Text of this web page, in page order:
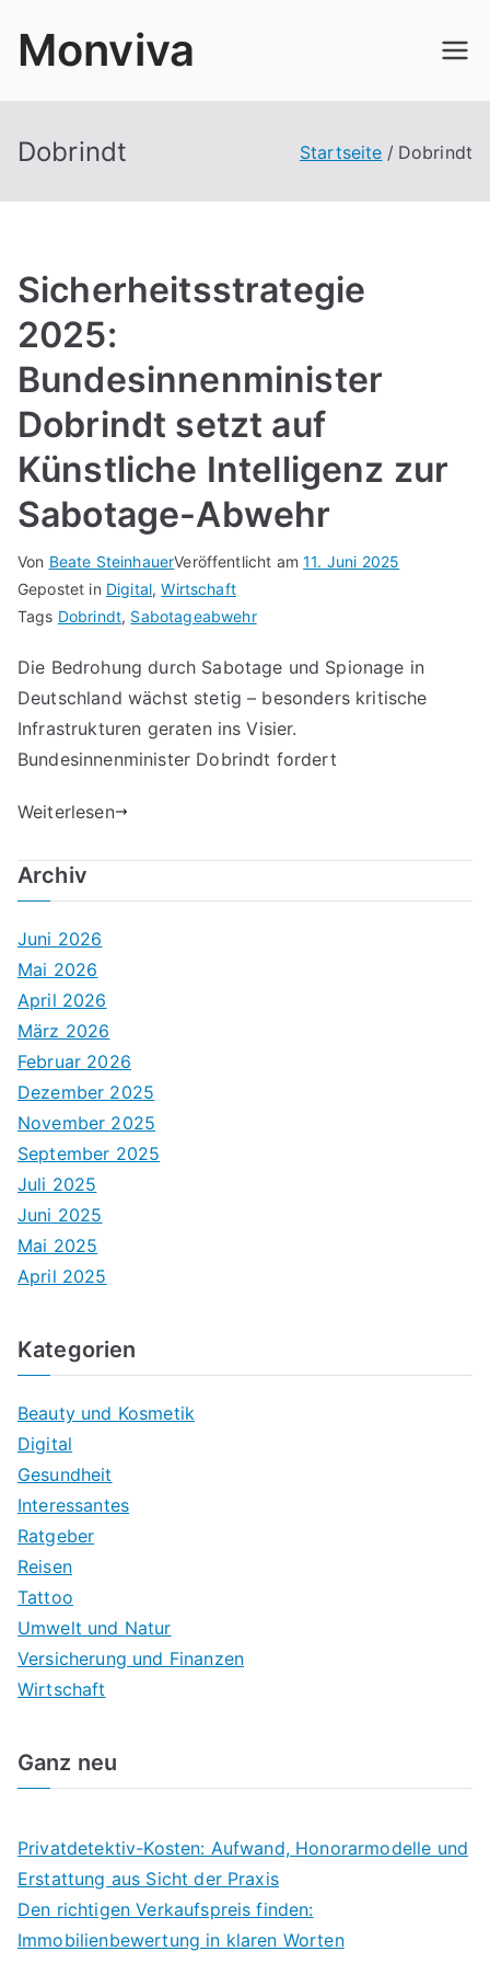
InhaltMonviva
Dobrindt Startseite Dobrindt
Sicherheitsstrategie
2025:
Bundesinnenminister
Dobrindt setzt auf
Künstliche Intelligenz zur
Sabotage-Abwehr
Von Beate SteinhauerVeröffentlicht am11. Juni 2025
Gepostet in Digital,Wirtschaft
Tags Dobrindt, Sabotageabwehr
Die Bedrohung durch Sabotage und Spionage in
Deutschland wächst stetig – besonders kritische
Infrastrukturen geraten ins Visier.
Bundesinnenminister Dobrindt fordert
Weiterlesen
Archiv
Juni 2026
Mai 2026
April 2026
März 2026
Februar 2026
Dezember 2025
November 2025
September 2025
Juli 2025
Juni 2025
Mai 2025
April 2025
Kategorien
Beauty und Kosmetik
Digital
Gesundheit
Interessantes
Ratgeber
Reisen
Tattoo
Umwelt und Natur
Versicherung und Finanzen
Wirtschaft
Ganz neu
Privatdetektiv-Kosten: Aufwand, Honorarmodelle und
Erstattung aus Sicht der Praxis
Den richtigen Verkaufspreis finden:
Immobilienbewertung in klaren Worten